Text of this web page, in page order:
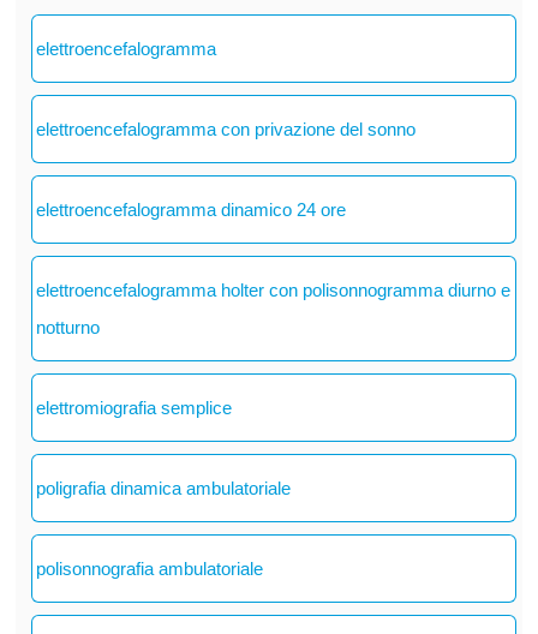
elettroencefalogramma
elettroencefalogramma con privazione del sonno
elettroencefalogramma dinamico 24 ore
elettroencefalogramma holter con polisonnogramma diurno e
notturno
elettromiografia semplice
poligrafia dinamica ambulatoriale
polisonnografia ambulatoriale